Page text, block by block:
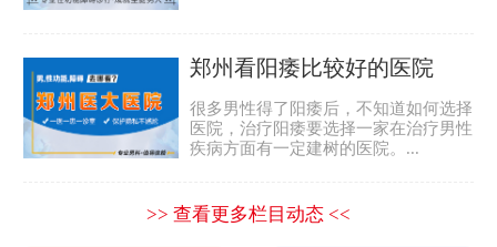
郑州看阳痿比较好的医院
很多男性得了阳痿后，不知道如何选择
医院，治疗阳痿要选择一家在治疗男性
疾病方面有一定建树的医院。...
>> 查看更多栏目动态 <<